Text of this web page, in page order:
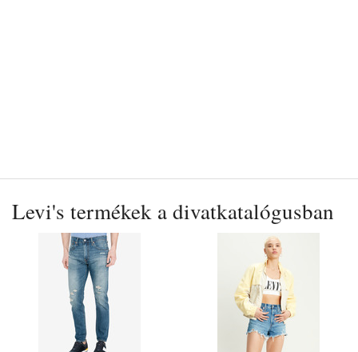
Levi's termékek a divatkatalógusban